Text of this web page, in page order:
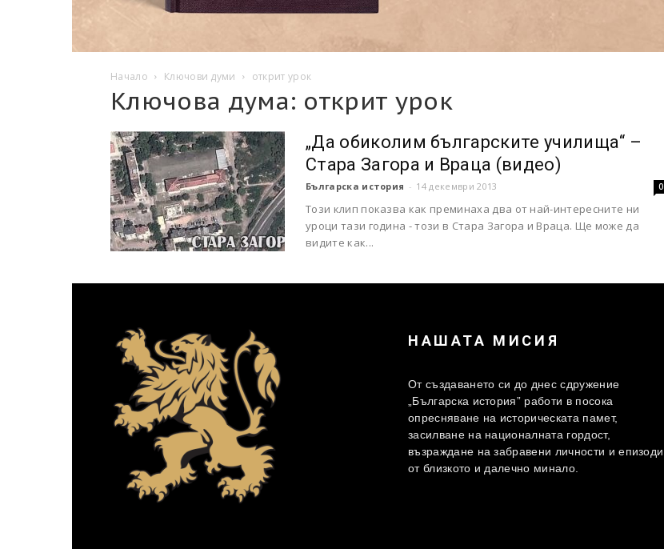
Начало Ключови думи открит урок
Ключова дума: открит урок
„Да обиколим българските училища“ –
Стара Загора и Враца (видео)
Българска история - 14 декември 2013 0
Този клип показва как преминаха два от най-интересните ни
уроци тази година - този в Стара Загора и Враца. Ще може да
видите как...
НАШАТА МИСИЯ
От създаването си до днес сдружение
„Българска история” работи в посока
опресняване на историческата памет,
засилване на националната гордост,
възраждане на забравени личности и епизоди
от близкото и далечно минало.